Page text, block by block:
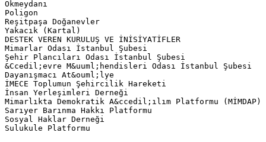
Okmeydanı
Poligon
Reşitpaşa Doğanevler
Yakacık (Kartal)
DESTEK VEREN KURULUŞ VE İNİSİYATİFLER
Mimarlar Odası İstanbul Şubesi
Şehir Plancıları Odası İstanbul Şubesi
&Ccedil;evre M&uuml;hendisleri Odası İstanbul Şubesi
Dayanışmacı At&ouml;lye
İMECE Toplumun Şehircilik Hareketi
İnsan Yerleşimleri Derneği
Mimarlıkta Demokratik A&ccedil;ılım Platformu (MİMDAP)
Sarıyer Barınma Hakkı Platformu
Sosyal Haklar Derneği